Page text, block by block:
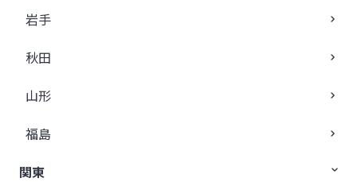
岩手
秋田
山形
福島
関東